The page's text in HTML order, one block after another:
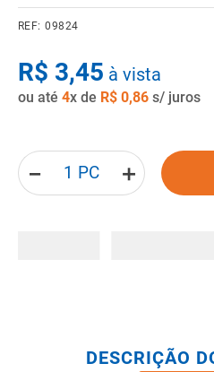
09824
R$ 3,45 à vista
ou até 4x de R$ 0,86 s/ juros
＋
－
DESCRIÇÃO
7º telha fibrocimento
10 vaso sanitario caixa